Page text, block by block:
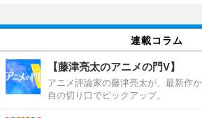
連載コラム
【藤津亮太のアニメの門V】
アニメ評論家の藤津亮太が、最新作
自の切り口でピックアップ。